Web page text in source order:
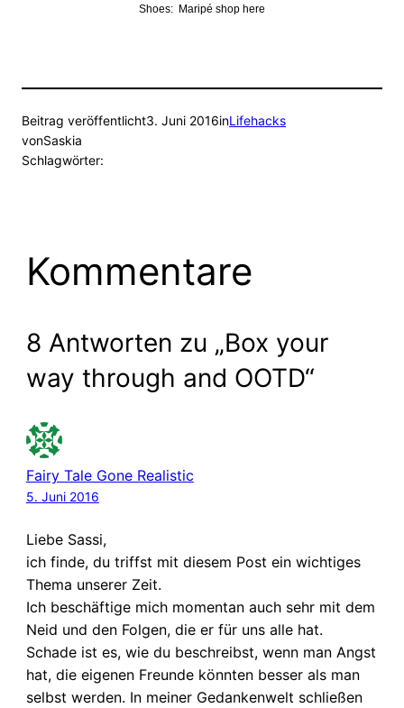
Shoes: Maripé shop here
Beitrag veröffentlicht3. Juni 2016inLifehacks
vonSaskia
Schlagwörter:
Kommentare
8 Antworten zu „Box your
way through and OOTD“
Fairy Tale Gone Realistic
5. Juni 2016
Liebe Sassi,
ich finde, du triffst mit diesem Post ein wichtiges
Thema unserer Zeit.
Ich beschäftige mich momentan auch sehr mit dem
Neid und den Folgen, die er für uns alle hat.
Schade ist es, wie du beschreibst, wenn man Angst
hat, die eigenen Freunde könnten besser als man
selbst werden. In meiner Gedankenwelt schließen